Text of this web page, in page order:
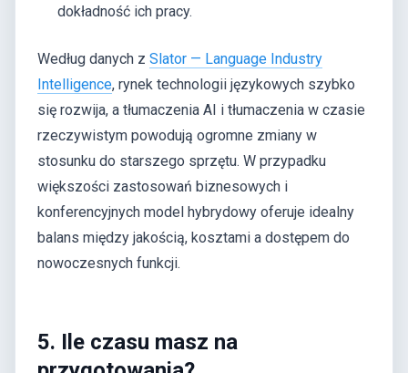
dokładność ich pracy.
Według danych z Slator — Language Industry
Intelligence, rynek technologii językowych szybko
się rozwija, a tłumaczenia AI i tłumaczenia w czasie
rzeczywistym powodują ogromne zmiany w
stosunku do starszego sprzętu. W przypadku
większości zastosowań biznesowych i
konferencyjnych model hybrydowy oferuje idealny
balans między jakością, kosztami a dostępem do
nowoczesnych funkcji.
5. Ile czasu masz na